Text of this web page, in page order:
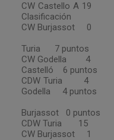
CW
Clasificación
CW
Turia 7 puntos
CW
Castelló 6 puntos
CDW
Godella 4 puntos
Burjassot 0 puntos
CDW Turia 15
CW Burjassot 1